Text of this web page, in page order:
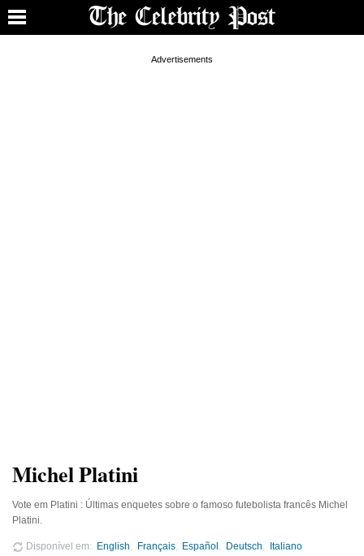
Michel Platini
Vote em Platini : Últimas enquetes sobre o famoso futebolista francês Michel
Platini.
Disponível em English Français Español Deutsch Italiano